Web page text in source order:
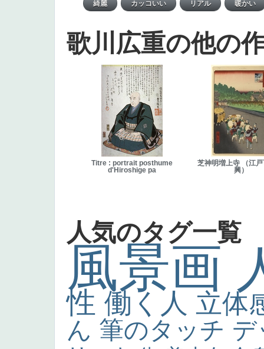
歌川広重の他の
Titre : portrait posthume
d'Hiroshige pa
芝神明増上寺 （江
興）
人気のタグ一覧
風景画
性 働く人 立体
ん 筆のタッチ